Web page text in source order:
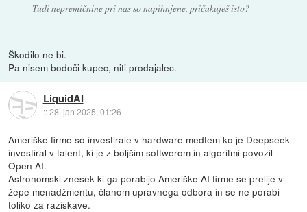
Tudi nepremičnine pri nas so napihnjene, pričakuješ isto?
Škodilo ne bi.
Pa nisem bodoči kupec, niti prodajalec.
LiquidAI
::28. jan 2025, 01:26
Ameriške firme so investirale v hardware medtem ko je Deepseek
investiral v talent, ki je z boljšim softwerom in algoritmi povozil
Open AI.
Astronomski znesek ki ga porabijo Ameriške AI firme se prelije v
žepe menadžmentu, članom upravnega odbora in se ne porabi
toliko za raziskave.